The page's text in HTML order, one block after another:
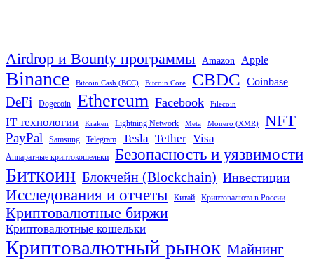
Airdrop и Bounty программы Amazon Apple
Binance Bitcoin Cash (BCC) Bitcoin Core CBDC Coinbase
DeFi Dogecoin Ethereum Facebook Filecoin
IT технологии Kraken Lightning Network Meta Monero (XMR) NFT
PayPal Samsung Telegram Tesla Tether Visa
Аппаратные криптокошельки Безопасность и уязвимости
Биткоин Блокчейн (Blockchain) Инвестиции
Исследования и отчеты Китай Криптовалюта в России
Криптовалютные биржи
Криптовалютные кошельки
Криптовалютный рынок Майнинг